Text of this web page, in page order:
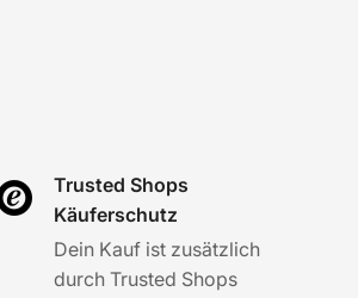
Trusted Shops
Käuferschutz
Dein Kauf ist zusätzlich
durch Trusted Shops